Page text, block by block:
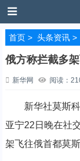
首页> 头条资讯>
俄方称拦截多
新华网 阅读：
新华社莫斯科9
亚宁22日晚在社
架飞往俄首都莫